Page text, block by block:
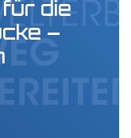
die
–